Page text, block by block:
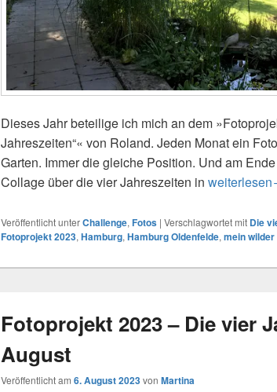
Dieses Jahr beteilige ich mich an dem
Jahreszeiten“« von Roland. Jeden Monat ein
Garten. Immer die gleiche Position. Und am
Collage über die vier Jahreszeiten in Fotoprojekt
weiterlesen
Veröffentlicht unterChallenge, Fotos | Verschlagwortet mit Die
Fotoprojekt 2023, Hamburg, Hamburg Oldenfelde, mein
Fotoprojekt 2023 – Die vier
August
Veröffentlicht am 6. August 2023von Martina